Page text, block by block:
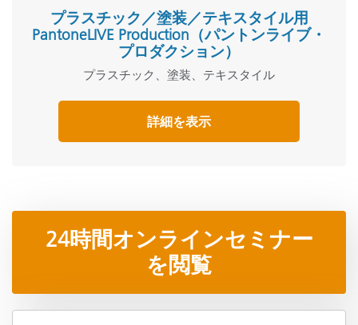
プラスチック／塗装／テキスタイル用
PantoneLIVE Production（パントンライブ・
プロダクション）
プラスチック、塗装、テキスタイル
詳細を表示
24時間オンラインセミナー
を閲覧